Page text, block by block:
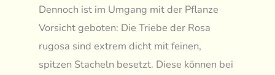
Dennoch ist im Umgang mit der Pflanze
Vorsicht geboten: Die Triebe der Rosa
rugosa sind extrem dicht mit feinen,
spitzen Stacheln besetzt. Diese können bei